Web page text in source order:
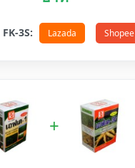
3S: Lazada Shopee
+